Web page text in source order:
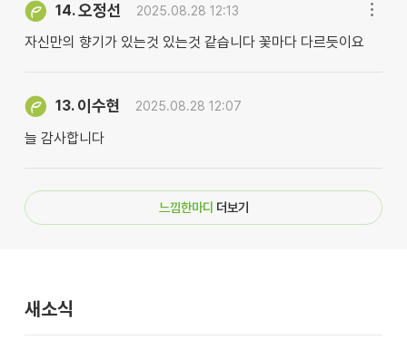
14.오정선 2025.08.28 12:13
자신만의 향기가 있는것 있는것 같습니다 꽃마다 다르듯이요
13. 이수현 2025.08.28 12:07
늘 감사합니다
느낌한마디 더보기
새소식